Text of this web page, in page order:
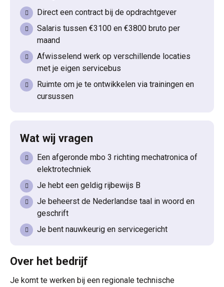
Direct een contract bij de opdrachtgever
Salaris tussen €3100 en €3800 bruto per
maand
Afwisselend werk op verschillende locaties
met je eigen servicebus
Ruimte om je te ontwikkelen via trainingen en
cursussen
Wat wij vragen
Een afgeronde mbo 3 richting mechatronica of
elektrotechniek
Je hebt een geldig rijbewijs B
Je beheerst de Nederlandse taal in woord en
geschrift
Je bent nauwkeurig en servicegericht
Over het bedrijf
Je komt te werken bij een regionale technische